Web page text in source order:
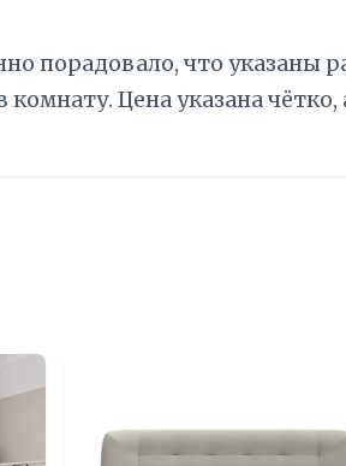
порадовало, что указаны
Цена указана